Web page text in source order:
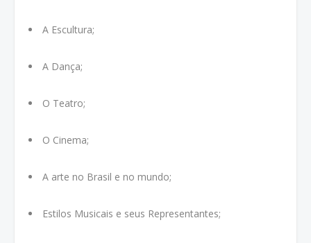
A Escultura;
A Dança;
O Teatro;
O Cinema;
A arte no Brasil e no mundo;
Estilos Musicais e seus Representantes;